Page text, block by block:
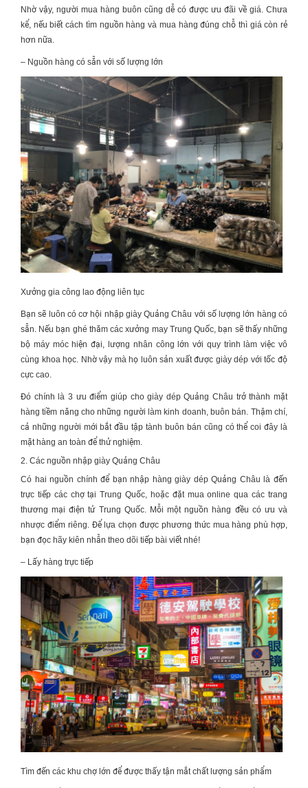
Nhờ vậy, người mua hàng buôn cũng dễ có được ưu đãi về giá. Chưa
kể, nếu biết cách tìm nguồn hàng và mua hàng đúng chỗ thì giá còn rẻ
hơn nữa.
– Nguồn hàng có sẵn với số lượng lớn
Xưởng gia công lao động liên tục
Bạn sẽ luôn có cơ hội nhập giày Quảng Châu với số lượng lớn hàng có
sẵn. Nếu bạn ghé thăm các xưởng may Trung Quốc, bạn sẽ thấy những
bộ máy móc hiện đại, lượng nhân công lớn với quy trình làm việc vô
cùng khoa học. Nhờ vậy mà họ luôn sản xuất được giày dép với tốc độ
cực cao.
Đó chính là 3 ưu điểm giúp cho giày dép Quảng Châu trở thành mặt
hàng tiềm năng cho những người làm kinh doanh, buôn bán. Thậm chí,
cả những người mới bắt đầu tập tành buôn bán cũng có thể coi đây là
mặt hàng an toàn để thử nghiệm.
2. Các nguồn nhập giày Quảng Châu
Có hai nguồn chính để bạnnhập hàng giày dép Quảng Châu là đến
trực tiếp các chợ tại Trung Quốc, hoặc đặt mua online qua các trang
thương mại điện tử Trung Quốc. Mỗi một nguồn hàng đều có ưu và
nhược điểm riêng. Để lựa chọn được phương thức mua hàng phù hợp,
bạn đọc hãy kiên nhẫn theo dõi tiếp bài viết nhé!
– Lấy hàng trực tiếp
Tìm đến các khu chợ lớn để được thấy tận mắt chất lượng sản phẩm